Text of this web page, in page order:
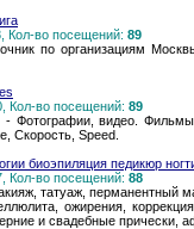
Кол-во посещений: 89
по организациям
Кол-во посещений: 89
Фотографии, видео.
Скорость, Speed.
биоэпиляция педикюр
Кол-во посещений: 88
татуаж, перманентный
ожирения,
и свадебные